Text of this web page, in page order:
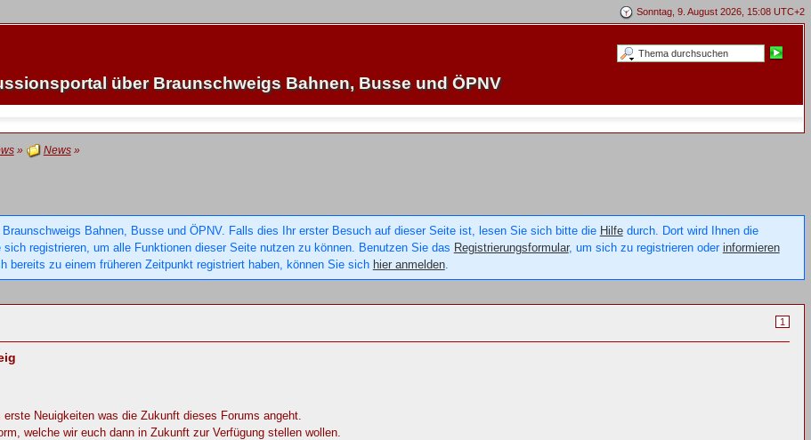
Sonntag, 9. August 2026, 15:08 UTC+2
über Braunschweigs Bahnen, Busse und ÖPNV
» News»
Bahnen, Busse und ÖPNV. Falls dies Ihr erster Besuch auf dieser Seite ist, lesen Sie sich bitte die Hilfedurch. Dort wird Ihnen die
registrieren, um alle Funktionen dieser Seite nutzen zu können. Benutzen Sie das Registrierungsformular, um sich zu registrieren oder informieren
bereits zu einem früheren Zeitpunkt registriert haben, können Sie sich hier anmelden.
1
Neuigkeiten was die Zukunft dieses Forums angeht.
welche wir euch dann in Zukunft zur Verfügung stellen wollen.